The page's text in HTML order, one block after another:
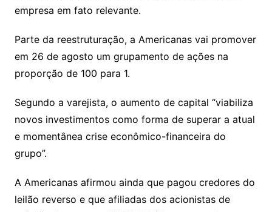
empresa em fato relevante.
Parte da reestruturação, a Americanas vai promover
em 26 de agosto um grupamento de ações na
proporção de 100 para 1.
Segundo a varejista, o aumento de capital “viabiliza
novos investimentos como forma de superar a atual
e momentânea crise econômico-financeira do
grupo”.
A Americanas afirmou ainda que pagou credores do
leilão reverso e que afiliadas dos acionistas de